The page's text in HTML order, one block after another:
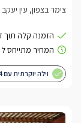
צימר בצפון, עין יעקב
וילה יוקרתית עם 4 חדרי שינה